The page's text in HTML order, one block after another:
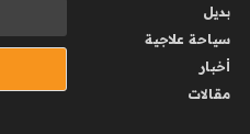
بديل
سياحة علاجية
أخبار
مقالات